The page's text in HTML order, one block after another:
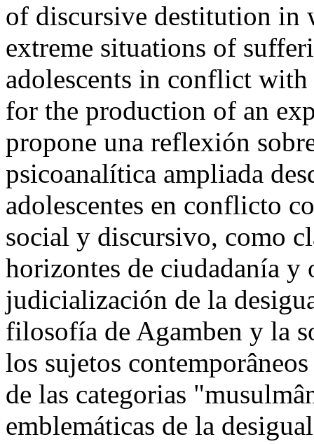
of discursive destitution in
extreme situations of
adolescents in conflict
for the production of an
propone una reflexión
psicoanalítica ampliada
adolescentes en conflicto
social y discursivo, como
horizontes de ciudadanía
judicialización de la
filosofía de Agamben y la
los sujetos
de las categorias
emblemáticas de la